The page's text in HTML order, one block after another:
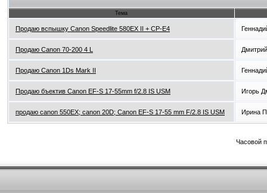
Тема
Продаю вспышку Canon Speedlite 580EX II + CP-E4
Продаю Canon 70-200 4 L
Продаю Canon 1Ds Mark II
Продаю бъектив Canon EF-S 17-55mm f/2.8 IS USM Игорь
продаю canon 550EX; canon 20D; Canon EF-S 17-55 mm F/2.8 IS USM Ирина
Часовой